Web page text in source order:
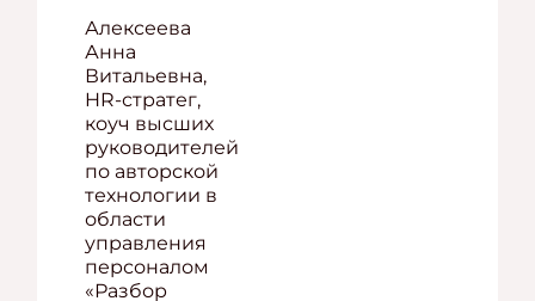
Алексеева
Анна
Витальевна,
HR-стратег,
коуч высших
руководителей
по авторской
технологии в
области
управления
персоналом
«Разбор